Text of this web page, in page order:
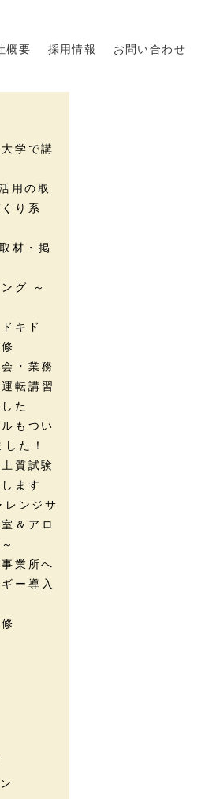
概要 採用情報 お問い合わせ
学で講
用の取
り系
材・掲
グ ～
キド
・業務
転講習
た
もつい
た！
質試験
ます
ンジサ
＆アロ
業所へ
ー導入